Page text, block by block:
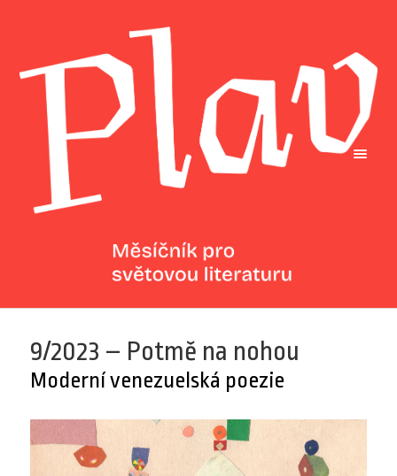
9/2023 – Potmě na nohou
Moderní venezuelská poezie